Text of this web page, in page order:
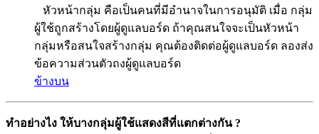
หัวหน้ากลุ่ม คือเป็นคนที่มีอำนาจในการอนุมัติ เมื่อ กลุ่ม
ผู้ใช้ถูกสร้างโดยผู้ดูแลบอร์ด ถ้าคุณสนใจจะเป็นหัวหน้า
กลุ่มหรือสนใจสร้างกลุ่ม คุณต้องติดต่อผู้ดูแลบอร์ด ลองส่ง
ข้อความส่วนตัวถงผู้ดูแลบอร์ด
ข้างบน
ทำอย่างไง ให้บางกลุ่มผู้ใช้แสดงสีที่แตกต่างกัน ?